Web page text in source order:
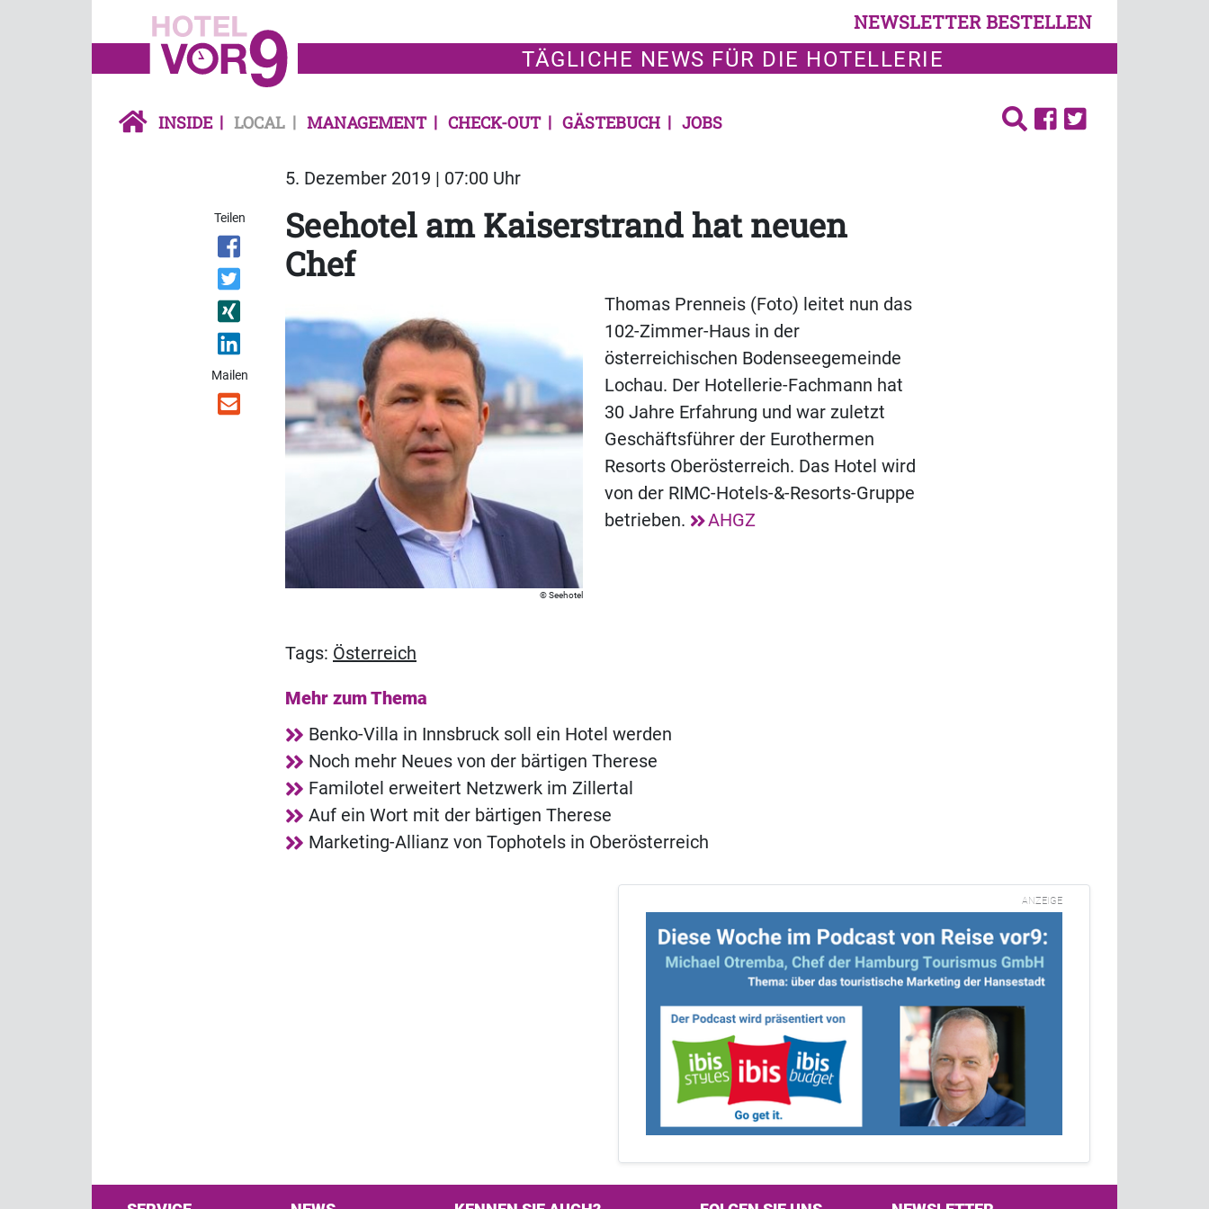
NEWSLETTER BESTELLEN
TÄGLICHE NEWS FÜR DIE HOTELLERIE
INSIDE LOCAL MANAGEMENT CHECK-OUT GÄSTEBUCH JOBS
5. Dezember 2019 | 07:00 Uhr
Teilen
Mailen
Seehotel am Kaiserstrand hat neuen
Chef
Seehotel
Thomas Prenneis (Foto) leitet nun das
102-Zimmer-Haus in der
österreichischen Bodenseegemeinde
Lochau. Der Hotellerie-Fachmann hat
30 Jahre Erfahrung und war zuletzt
Geschäftsführer der Eurothermen
Resorts Oberösterreich. Das Hotel wird
von der RIMC-Hotels-&-Resorts-Gruppe
betrieben.
AHGZ
Tags: Österreich
Mehr zum Thema
Benko-Villa in Innsbruck soll ein Hotel werden
Noch mehr Neues von der bärtigen Therese
Familotel erweitert Netzwerk im Zillertal
Auf ein Wort mit der bärtigen Therese
Marketing-Allianz von Tophotels in Oberösterreich
ANZEIGE